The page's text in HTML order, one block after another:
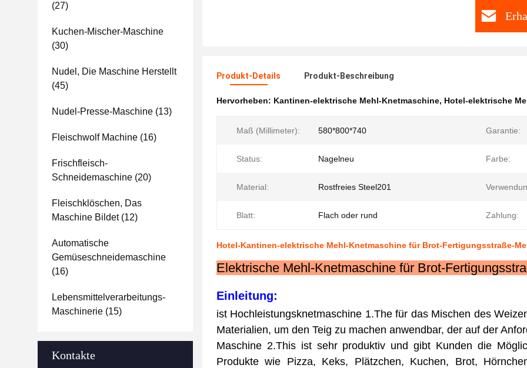
(27)
Kuchen-Mischer-Maschine
(30)
Nudel, Die Maschine Herstellt
(45)
Nudel-Presse-Maschine (13)
Fleischwolf Machine (16)
Frischfleisch-
Schneidemaschine (20)
Fleischklöschen, Das
Maschine Bildet(12)
Automatische
Gemüseschneidemaschine
(16)
Lebensmittelverarbeitungs-
Maschinerie (15)
Kontakte
Produkt-Details Produkt-Beschreibung
Hervorheben: Kantinen-elektrische Mehl-Knetmaschine, Hotel-elektrische
Maß (Millimeter): 580*800*740 Garantie:
Status: Nagelneu Farbe:
Material: Rostfreies Steel201
Blatt: Flach oder rund Zahlung:
Hotel-Kantinen-elektrische Mehl-Knetmaschine für Brot-Fertigungsstraße-
Elektrische Mehl-Knetmaschine für Brot-
Einleitung:
ist Hochleistungsknetmaschine 1.The für das Mischen des
Materialien, um den Teig zu machen anwendbar, der auf der
Maschine 2.This ist sehr produktiv und gibt Kunden die
Produkte wie Pizza, Keks, Plätzchen, Kuchen, Brot,